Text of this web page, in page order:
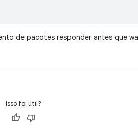
de pacotes responder antes que
Isso foi útil?